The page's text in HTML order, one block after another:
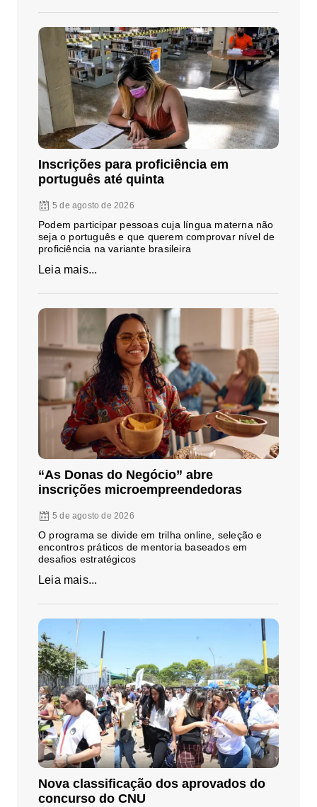
Inscrições para proficiência em
português até quinta
5 de agosto de 2026
Podem participar pessoas cuja língua materna não
seja o português e que querem comprovar nível de
proficiência na variante brasileira
Leia mais...
“As Donas do Negócio” abre
inscrições microempreendedoras
5 de agosto de 2026
O programa se divide em trilha online, seleção e
encontros práticos de mentoria baseados em
desafios estratégicos
Leia mais...
Nova classificação dos aprovados do
concurso do CNU